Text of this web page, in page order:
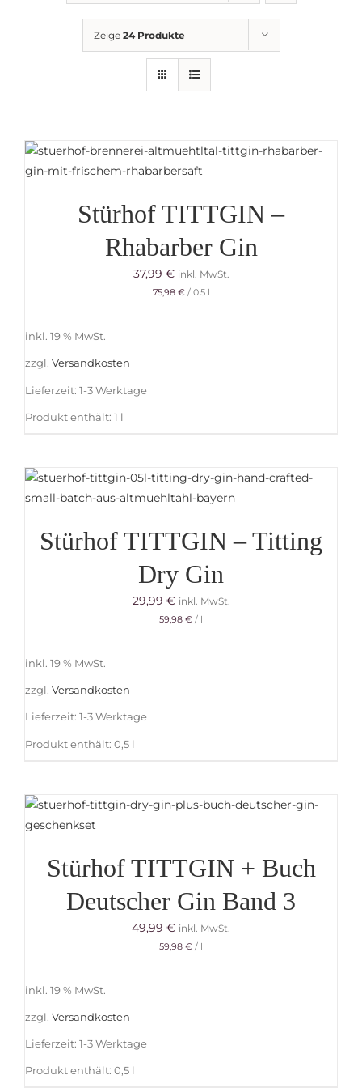
Getränkemarkt
Rezepte
Zeige 24 Produkte
Stürhof TITTGIN –
Rhabarber Gin
37,99 € inkl. MwSt.
75,98 €/ 0.5 l
inkl. 19 % MwSt.
zzgl. Versandkosten
Lieferzeit: 1-3 Werktage
Produkt enthält: 1 l
Stürhof TITTGIN – Titting
Dry Gin
29,99 € inkl. MwSt.
59,98 € / l
inkl. 19 % MwSt.
zzgl. Versandkosten
Lieferzeit: 1-3 Werktage
Produkt enthält: 0,5 l
Stürhof TITTGIN + Buch
Deutscher Gin Band 3
49,99 € inkl. MwSt.
59,98 € / l
inkl. 19 % MwSt.
zzgl. Versandkosten
Lieferzeit: 1-3 Werktage
Produkt enthält: 0,5 l